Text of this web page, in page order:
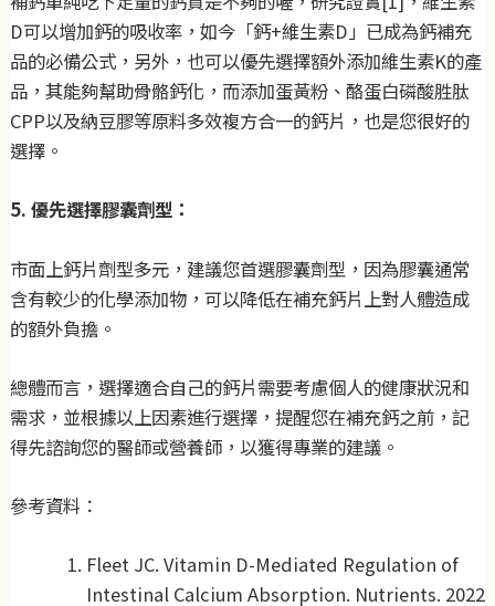
D可以增加鈣的吸收率，如今「鈣+維生素D」已成為鈣補充
品的必備公式，另外，也可以優先選擇額外添加維生素K的產
品，其能夠幫助骨骼鈣化，而添加蛋黃粉、酪蛋白磷酸胜肽
CPP以及納豆膠等原料多效複方合一的鈣片，也是您很好的
選擇。
5. 優先選擇膠囊劑型：
市面上鈣片劑型多元，建議您首選膠囊劑型，因為膠囊通常
含有較少的化學添加物，可以降低在補充鈣片上對人體造成
的額外負擔。
總體而言，選擇適合自己的鈣片需要考慮個人的健康狀況和
需求，並根據以上因素進行選擇，提醒您在補充鈣之前，記
得先諮詢您的醫師或營養師，以獲得專業的建議。
參考資料：
Fleet JC. Vitamin D-Mediated Regulation of
Intestinal Calcium Absorption. Nutrients. 2022